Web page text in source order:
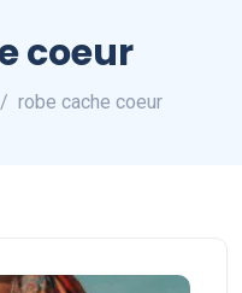
coeur
robe cache coeur